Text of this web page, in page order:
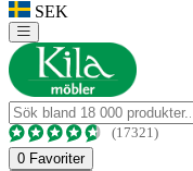
SEK
(17321)
0 Favoriter